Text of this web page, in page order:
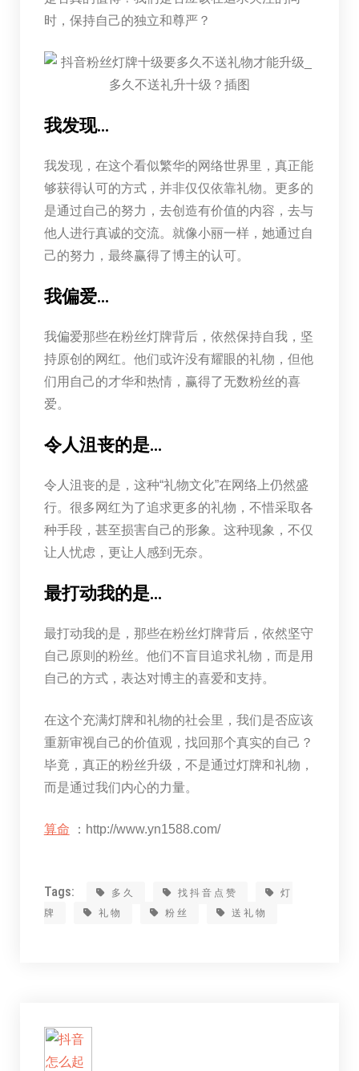
时，保持自己的独立和尊严？
我发现…
我发现，在这个看似繁华的网络世界里，真正能
够获得认可的方式，并非仅仅依靠礼物。更多的
是通过自己的努力，去创造有价值的内容，去与
他人进行真诚的交流。就像小丽一样，她通过自
己的努力，最终赢得了博主的认可。
我偏爱…
我偏爱那些在粉丝灯牌背后，依然保持自我，坚
持原创的网红。他们或许没有耀眼的礼物，但他
们用自己的才华和热情，赢得了无数粉丝的喜
爱。
令人沮丧的是…
令人沮丧的是，这种“礼物文化”在网络上仍然盛
行。很多网红为了追求更多的礼物，不惜采取各
种手段，甚至损害自己的形象。这种现象，不仅
让人忧虑，更让人感到无奈。
最打动我的是…
最打动我的是，那些在粉丝灯牌背后，依然坚守
自己原则的粉丝。他们不盲目追求礼物，而是用
自己的方式，表达对博主的喜爱和支持。
在这个充满灯牌和礼物的社会里，我们是否应该
重新审视自己的价值观，找回那个真实的自己？
毕竟，真正的粉丝升级，不是通过灯牌和礼物，
而是通过我们内心的力量。
算命 ：http://www.yn1588.com/
Tags: 多久 找抖音点赞
灯
牌
礼物 粉丝 送礼物